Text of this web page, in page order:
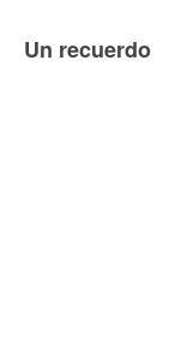
Un recuerdo